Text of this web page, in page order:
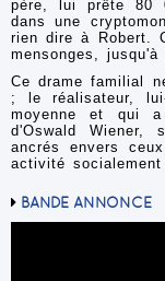
père, lui prête 80
dans une
rien dire à Robert.
mensonges,
Ce drame familial
; le réalisateur,
moyenne et qui
d'Oswald Wiener,
ancrés envers
activité socialement
BANDE ANNONCE